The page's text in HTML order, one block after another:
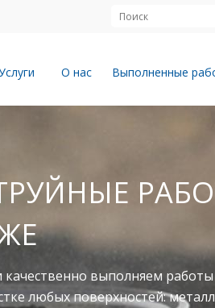
О нас Выполненные
качественно выполняем
любых поверхностей: